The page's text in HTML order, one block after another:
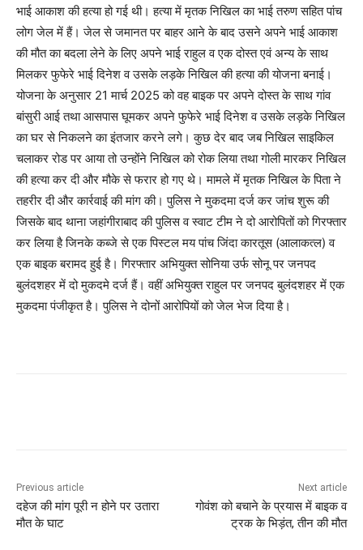
भाई आकाश की हत्या हो गई थी। हत्या में मृतक निखिल का भाई तरुण सहित पांच
लोग जेल में हैं। जेल से जमानत पर बाहर आने के बाद उसने अपने भाई आकाश
की मौत का बदला लेने के लिए अपने भाई राहुल व एक दोस्त एवं अन्य के साथ
मिलकर फुफेरे भाई दिनेश व उसके लड़के निखिल की हत्या की योजना बनाई।
योजना के अनुसार 21 मार्च 2025 को वह बाइक पर अपने दोस्त के साथ गांव
बांसुरी आई तथा आसपास घूमकर अपने फुफेरे भाई दिनेश व उसके लड़के निखिल
का घर से निकलने का इंतजार करने लगे। कुछ देर बाद जब निखिल साइकिल
चलाकर रोड पर आया तो उन्होंने निखिल को रोक लिया तथा गोली मारकर निखिल
की हत्या कर दी और मौके से फरार हो गए थे। मामले में मृतक निखिल के पिता ने
तहरीर दी और कार्रवाई की मांग की। पुलिस ने मुकदमा दर्ज कर जांच शुरू की
जिसके बाद थाना जहांगीराबाद की पुलिस व स्वाट टीम ने दो आरोपितों को गिरफ्तार
कर लिया है जिनके कब्जे से एक पिस्टल मय पांच जिंदा कारतूस (आलाकत्ल) व
एक बाइक बरामद हुई है। गिरफ्तार अभियुक्त सोनिया उर्फ सोनू पर जनपद
बुलंदशहर में दो मुकदमे दर्ज हैं। वहीं अभियुक्त राहुल पर जनपद बुलंदशहर में एक
मुकदमा पंजीकृत है। पुलिस ने दोनों आरोपियों को जेल भेज दिया है।
Previous article
दहेज की मांग पूरी न होने पर उतारा
मौत के घाट
Next article
गोवंश को बचाने के प्रयास में बाइक व
ट्रक के भिड़ंत, तीन की मौत